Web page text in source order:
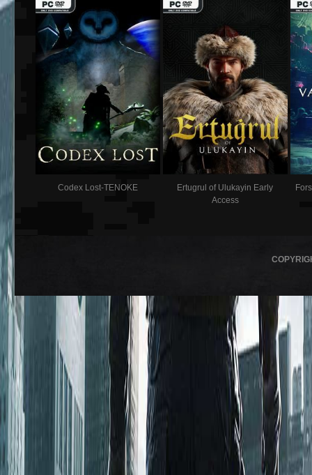
Codex Lost-TENOKE
Ertugrul of Ulukayin Early
Access